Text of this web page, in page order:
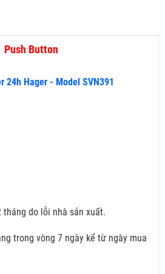
Button
24h Hager - Model SVN391
tháng do lỗi nhà sản xuất.
trong vòng 7 ngày kể từ ngày mua